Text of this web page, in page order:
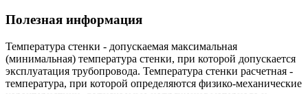
Полезная информация
Температура стенки - допускаемая максимальная
(минимальная) температура стенки, при которой допускается
эксплуатация трубопровода. Температура стенки расчетная -
температура, при которой определяются физико-механические